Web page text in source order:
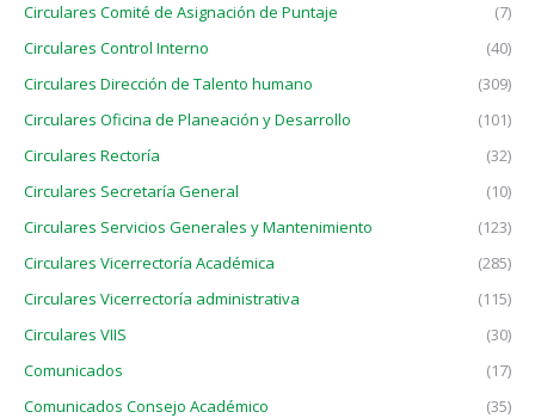
Circulares Comité de Asignación de Puntaje
(7)
Circulares Control Interno
(40)
Circulares Dirección de Talento humano
(309)
Circulares Oficina de Planeación y Desarrollo
(101)
Circulares Rectoría
(32)
Circulares Secretaría General
(10)
Circulares Servicios Generales y Mantenimiento
(123)
Circulares Vicerrectoría Académica
(285)
Circulares Vicerrectoría administrativa
(115)
Circulares VIIS
(30)
Comunicados
(17)
Comunicados Consejo Académico
(35)